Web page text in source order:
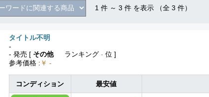
1 件 ～ 3 件 を表示 （全 3 件）
タイトル不明
-
- 発売 [ その他 ランキング - 位 ]
参考価格 : ￥ -
コンディション 最安値